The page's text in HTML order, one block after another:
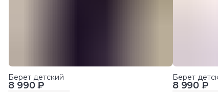
8 990 ₽
Берет детский
8 990 ₽
Берет